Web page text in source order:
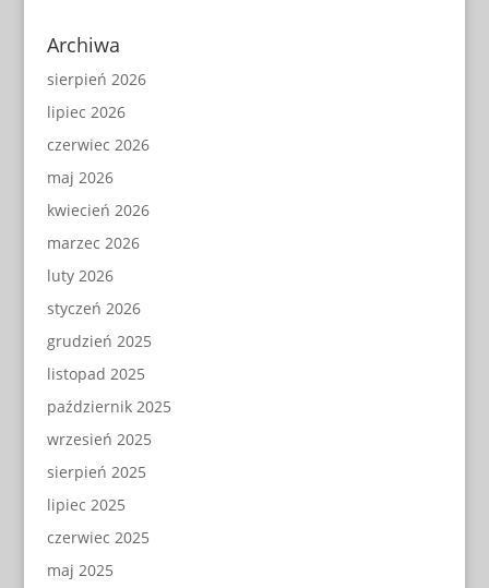
Archiwa
sierpień 2026
lipiec 2026
czerwiec 2026
maj 2026
kwiecień 2026
marzec 2026
luty 2026
styczeń 2026
grudzień 2025
listopad 2025
październik 2025
wrzesień 2025
sierpień 2025
lipiec 2025
czerwiec 2025
maj 2025